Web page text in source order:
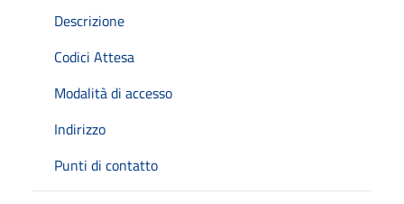
Descrizione
Codici Attesa
Modalità di accesso
Indirizzo
Punti di contatto